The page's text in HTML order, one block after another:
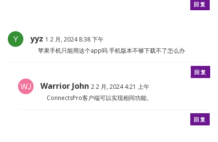
回复
yyz 1 2 月, 2024 8:38 下午
苹果手机只能用这个app吗 手机版本不够下载不了怎么办
回复
Warrior John 2 2 月, 2024 4:21 上午
ConnectsPro客户端可以实现相同功能。
回复